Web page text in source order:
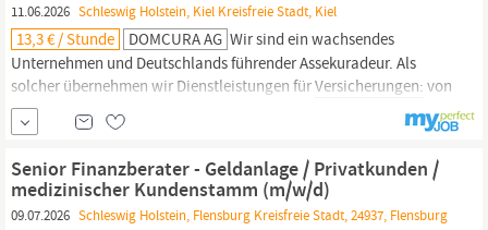
11.06.2026 Schleswig Holstein, Kiel Kreisfreie Stadt, Kiel
13,3 € / Stunde DOMCURA AG Wir sind ein wachsendes
Unternehmen und Deutschlands führender Assekuradeur. Als
solcher übernehmen wir Dienstleistungen fürVersicherungen: von
der Policierung bis zur Schadenregulierung. Aber wir entwickeln
auch eigene
Versicherungslösungen
– und die werden regelmäßig
ausgezeichnet. Uns alle verbindet ein Ziel: Menschen, die
Senior Finanzberater - Geldanlage / Privatkunden /
medizinischer Kundenstamm (m/w/d)
09.07.2026 Schleswig Holstein, Flensburg Kreisfreie Stadt, 24937, Flensburg